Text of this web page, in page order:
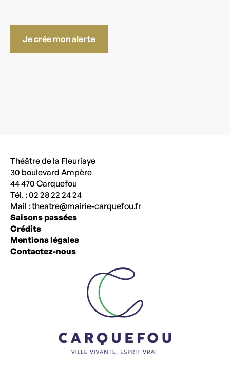
Je crée mon alerte
Théâtre de la Fleuriaye
30 boulevard Ampère
44 470 Carquefou
Tél. : 02 28 22 24 24
Mail :theatre@mairie-carquefou.fr
Saisons passées
Crédits
Mentions légales
Contactez-nous